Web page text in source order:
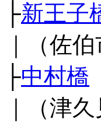
├新王子
｜（佐
├中村橋
｜（津